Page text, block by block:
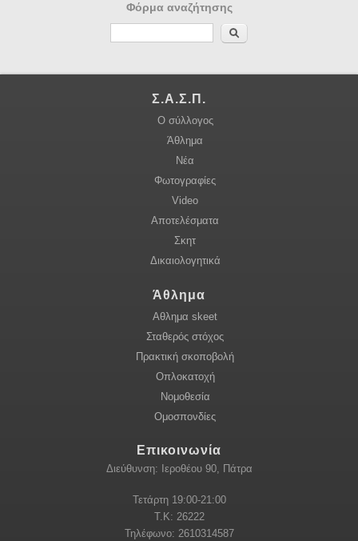
Φόρμα αναζήτησης
Αναζήτηση
Σ.Α.Σ.Π.
Ο σύλλογος
Άθλημα
Νέα
Φωτογραφίες
Video
Αποτελέσματα
Σκητ
Δικαιολογητικά
Άθλημα
Αθλημα skeet
Σταθερός στόχος
Πρακτική σκοποβολή
Οπλοκατοχή
Νομοθεσία
Ομοσπονδίες
Επικοινωνία
Διεύθυνση: Ιεροθέου 90, Πάτρα
Τετάρτη 19:00-21:00
Τ.Κ: 26222
Τηλέφωνο: 2610314587